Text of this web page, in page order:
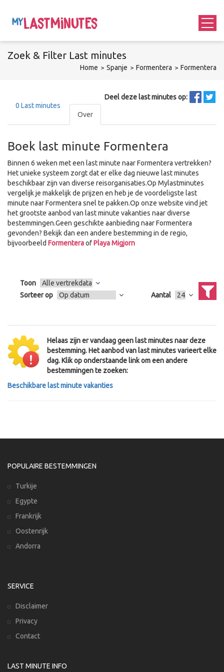
Zoek & Filter Last minutes
Home Spanje Formentera Formentera
Deel deze last minutes op:
0 Last minutes
Over
Boek last minute Formentera
Binnen 6 weken met een last minute naar Formentera vertrekken?
Het unieke systeem zorgt dat er elke dag nieuwe last minutes
beschikbaar zijn van diverse reisorganisaties.Op Mylastminutes
vergelijk je makkelijk de prijzen en heb je de voordeligste last
minute naar Formentera snel te pakken.Op onze website vind jet
het grootste aanbod van last minute vakanties naar diverse
bestemmingen.Geen geschikte aanbieding naar Formentera
gevonden? Bekijk dan een andere bestemming in de regio,
bijvoorbeeld FormenteraofPlaya Migjorn
Toon
Sorteer op
Aantal
Helaas zijn er vandaag geen last minutes naar deze
bestemming. Het aanbod van last minutes varieert elke
dag. Klik op onderstaande link om een andere
bestemmingen te zoeken:
Beschikbare last minute vakanties
POPULAIRE BESTEMMINGEN
Turkije
Egypte
Frankrijk
Oostenrijk
Andorra
SERVICE
Disclaimer
Privacy
Contact
LAST MINUTE INFO